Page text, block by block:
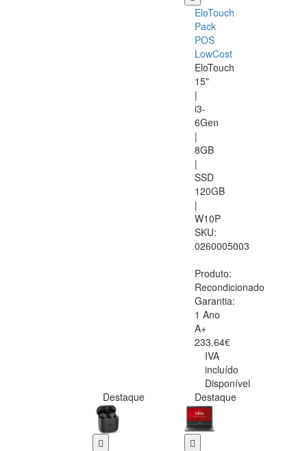
EloTouch
Pack
POS
LowCost
EloTouch
15"
|
i3-
6Gen
|
8GB
|
SSD
120GB
|
W10P
SKU:
0260005003
Produto:
Recondicionado
Garantia:
1 Ano
A+
233.64€
IVA
incluído
Disponível
Destaque
Destaque